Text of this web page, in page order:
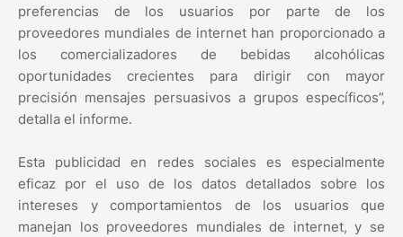
preferencias de los usuarios por parte de los
proveedores mundiales de internet han proporcionado a
los comercializadores de bebidas alcohólicas
oportunidades crecientes para dirigir con mayor
precisión mensajes persuasivos a grupos específicos”,
detalla el informe.
Esta publicidad en redes sociales es especialmente
eficaz por el uso de los datos detallados sobre los
intereses y comportamientos de los usuarios que
manejan los proveedores mundiales de internet, y se